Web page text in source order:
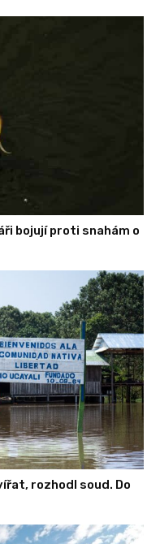
bojují proti snahám o
rozhodl soud. Do